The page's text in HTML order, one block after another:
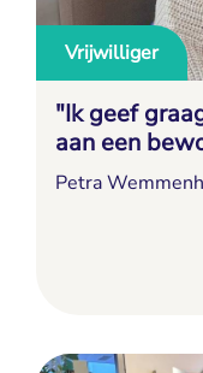
Vrijwilliger
"Ik geef
aan een
Petra